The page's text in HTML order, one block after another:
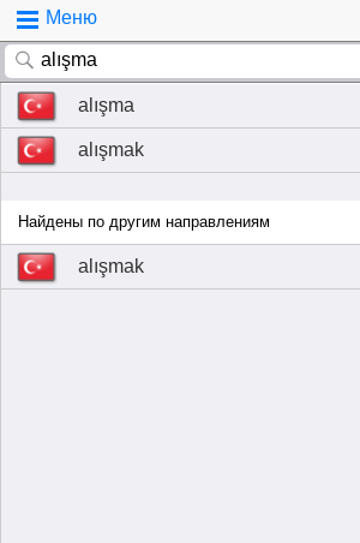
Меню
alışma
alışmak
Найдены по другим направлениям
alışmak